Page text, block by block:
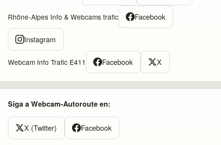
Rhône-Alpes Info & Webcams trafic Facebook
Instagram
Webcam Info Trafic E411 Facebook X
Siga a Webcam-Autoroute en:
X (Twitter) Facebook